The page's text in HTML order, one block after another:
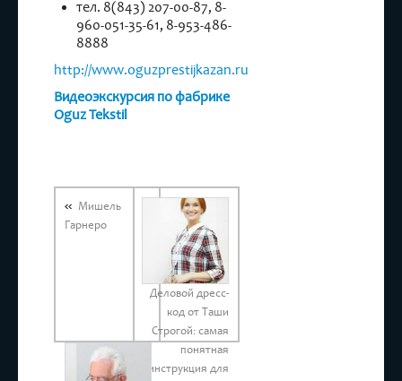
тел. 8(843) 207-00-87, 8-
960-051-35-61, 8-953-486-
8888
http://www.oguzprestijkazan.ru
Видеоэкскурсия по фабрике
Oguz Tekstil
Деловой дресс-
код от Таши
Строгой: самая
понятная
инструкция для
Мишель
Гарнеро